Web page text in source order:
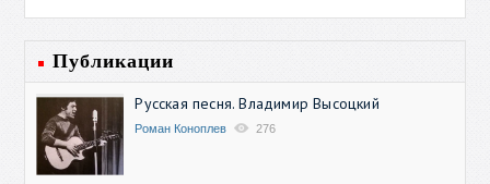
Публикации
Русская песня. Владимир Высоцкий
Роман Коноплев 276